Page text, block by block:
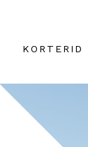
KORTERID